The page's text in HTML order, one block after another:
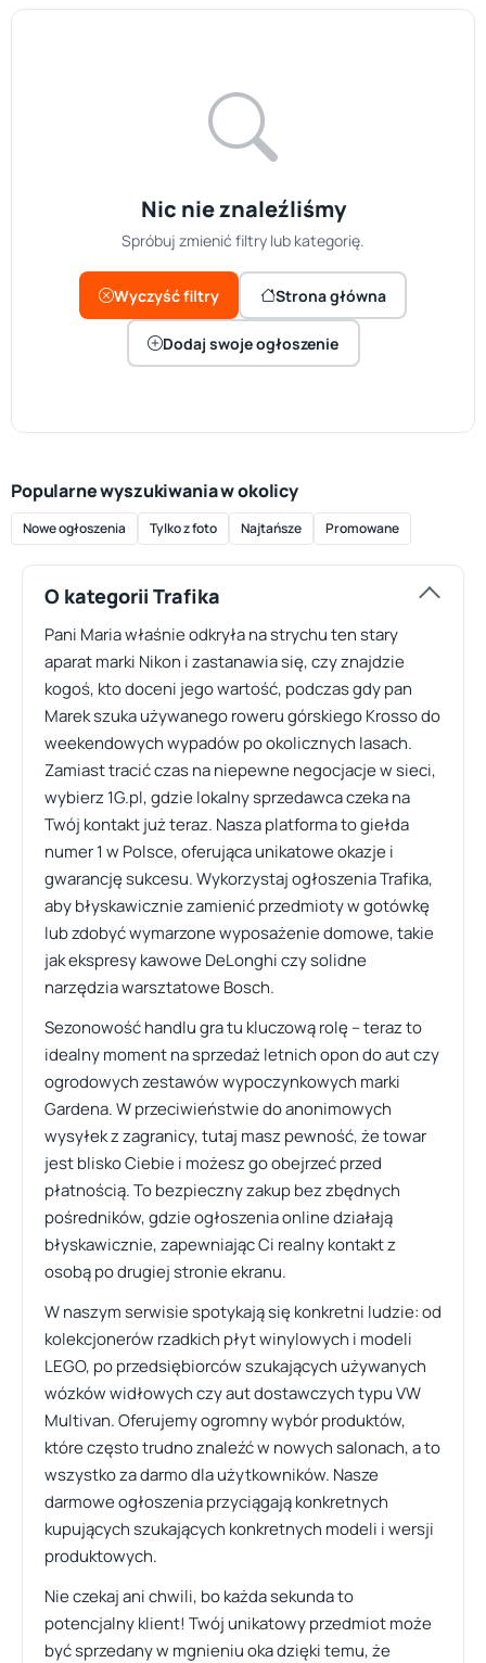
Nic nie znaleźliśmy
Spróbuj zmienić filtry lub kategorię.
Wyczyść filtry Strona główna
Dodaj swoje ogłoszenie
Popularne wyszukiwania w okolicy
Nowe ogłoszenia Tylko z foto Najtańsze Promowane
O kategorii Trafika
Pani Maria właśnie odkryła na strychu ten stary
aparat marki Nikon i zastanawia się, czy znajdzie
kogoś, kto doceni jego wartość, podczas gdy pan
Marek szuka używanego roweru górskiego Krosso do
weekendowych wypadów po okolicznych lasach.
Zamiast tracić czas na niepewne negocjacje w sieci,
wybierz 1G.pl, gdzie lokalny sprzedawca czeka na
Twój kontakt już teraz. Nasza platforma to giełda
numer 1 w Polsce, oferująca unikatowe okazje i
gwarancję sukcesu. Wykorzystaj ogłoszenia Trafika,
aby błyskawicznie zamienić przedmioty w gotówkę
lub zdobyć wymarzone wyposażenie domowe, takie
jak ekspresy kawowe DeLonghi czy solidne
narzędzia warsztatowe Bosch.
Sezonowość handlu gra tu kluczową rolę – teraz to
idealny moment na sprzedaż letnich opon do aut czy
ogrodowych zestawów wypoczynkowych marki
Gardena. W przeciwieństwie do anonimowych
wysyłek z zagranicy, tutaj masz pewność, że towar
jest blisko Ciebie i możesz go obejrzeć przed
płatnością. To bezpieczny zakup bez zbędnych
pośredników, gdzie ogłoszenia online działają
błyskawicznie, zapewniając Ci realny kontakt z
osobą po drugiej stronie ekranu.
W naszym serwisie spotykają się konkretni ludzie: od
kolekcjonerów rzadkich płyt winylowych i modeli
LEGO, po przedsiębiorców szukających używanych
wózków widłowych czy aut dostawczych typu VW
Multivan. Oferujemy ogromny wybór produktów,
które często trudno znaleźć w nowych salonach, a to
wszystko za darmo dla użytkowników. Nasze
darmowe ogłoszenia przyciągają konkretnych
kupujących szukających konkretnych modeli i wersji
produktowych.
Nie czekaj ani chwili, bo każda sekunda to
potencjalny klient! Twój unikatowy przedmiot może
być sprzedany w mgnieniu oka dzięki temu, że